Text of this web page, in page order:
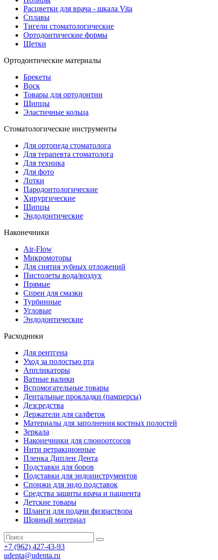
Расцветки для врача - шкала Vita
Сплавы
Тигели стоматологические
Ортодонтические формы
Щетки
Ортодонтические материалы
Брекеты
Воск
Товары для ортодонтии
Щипцы
Эластичные кольца
Стоматологические инструменты
Для ортопеда стоматолога
Для терапевта стоматолога
Для техника
Для фото
Лотки
Пародонтологические
Хирургические
Щипцы
Эндодонтические
Наконечники
Air-Flow
Микромоторы
Для снятия зубных отложений
Пистолеты вода/воздух
Прямые
Спреи для смазки
Турбинные
Угловые
Эндодонтические
Расходники
Для рентгена
Уход за полостью рта
Аппликаторы
Ватные валики
Вспомогательные товары
Дентальные прокладки (памперсы)
Дезсредства
Держатели для салфеток
Материалы для заполнения костных полостей
Зеркала
Наконечники для слюноотсосов
Нити ретракционные
Пленка Диплен Дента
Подставки для боров
Подставки для эндоинструментов
Спонжи для эндо подставок
Средства защиты врача и пациента
Детские товары
Шланги для подачи физраствора
Шовный материал
+7 (962) 427-43-93
udenta@udenta.ru